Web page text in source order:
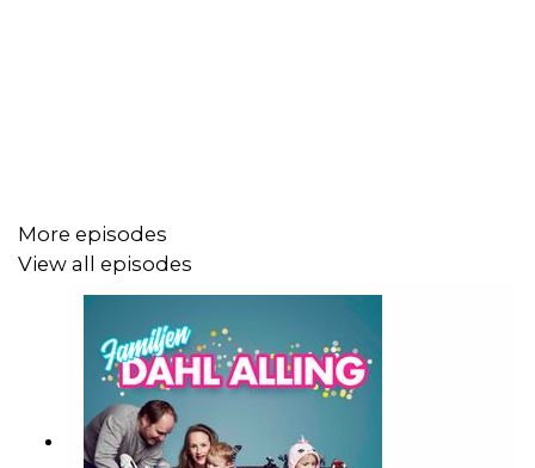
More episodes
View all episodes